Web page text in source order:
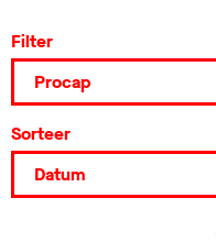
Filter
Sorteer